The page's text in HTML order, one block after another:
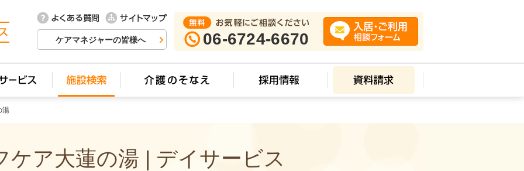
ケアマネジャーの皆様へ 06-6724-6670
湯
ケア大蓮の湯 | デイサービス